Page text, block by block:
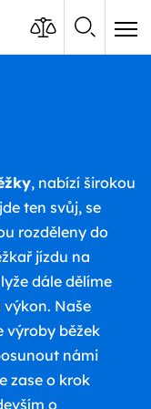
, nabízí širokou
ten svůj, se
rozděleny do
jízdu na
dále dělíme
Naše
výroby běžek
námi
zase o krok
o